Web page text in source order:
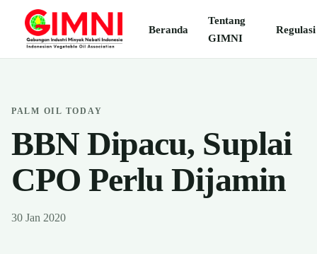
Beranda
Tentang
GIMNI
Regulasi
PALM OIL TODAY
BBN Dipacu, Suplai
CPO Perlu Dijamin
30 Jan 2020